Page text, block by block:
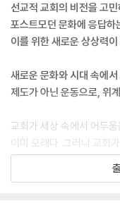
교회가 이 순서를 바로 이
--- 「1장 조금씩 바꿀 것인
무엇보다 선교적 교회는
편안한 종교적 영역을 떠
촉하여 문화 속으로 빛처
변혁적 공동체가 될 것이
메시아적 영성을 받아들일
세상에 참여하는 영성이다
위계적인 리더십 모델이
--- 「2장 선교적 교회」 중
선교적 교회의 비전을 고
포스트모던 문화에 응답하
이를 위한 새로운 상상력
새로운 문화와 시대 속에
제도가 아닌 운동으로, 위
교회가 세상 속에서 어두
이미 오래다. 그러니 교회
심의 대상이 되는 지경에
러한 시대에 포스트모던